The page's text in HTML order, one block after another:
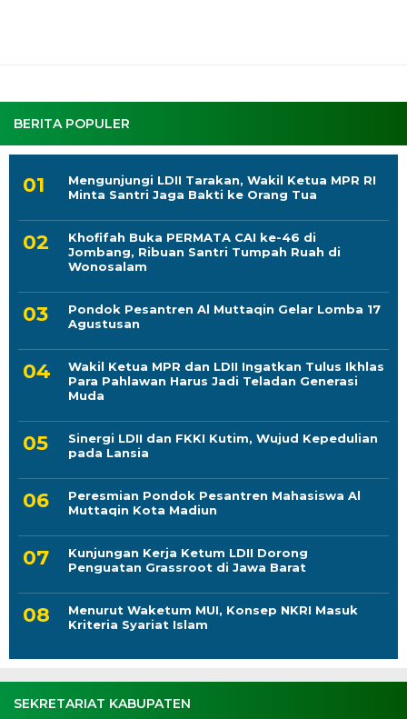
BERITA POPULER
Mengunjungi LDII Tarakan, Wakil Ketua MPR RI
Minta Santri Jaga Bakti ke Orang Tua
Khofifah Buka PERMATA CAI ke-46 di
Jombang, Ribuan Santri Tumpah Ruah di
Wonosalam
Pondok Pesantren Al Muttaqin Gelar Lomba 17
Agustusan
Wakil Ketua MPR dan LDII Ingatkan Tulus Ikhlas
Para Pahlawan Harus Jadi Teladan Generasi
Muda
Sinergi LDII dan FKKI Kutim, Wujud Kepedulian
pada Lansia
Peresmian Pondok Pesantren Mahasiswa Al
Muttaqin Kota Madiun
Kunjungan Kerja Ketum LDII Dorong
Penguatan Grassroot di Jawa Barat
Menurut Waketum MUI, Konsep NKRI Masuk
Kriteria Syariat Islam
SEKRETARIAT KABUPATEN